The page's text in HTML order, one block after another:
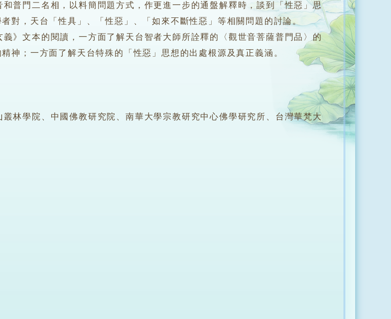
門二名相，以料簡問題方式，作更進一步的通盤解釋時，談到「性惡」思
對，天台「性具」、「性惡」、「如來不斷性惡」等相關問題的討論。
文本的閱讀，一方面了解天台智者大師所詮釋的〈觀世音菩薩普門品〉的
神；一方面了解天台特殊的「性惡」思想的出處根源及真正義涵。
學院、中國佛教研究院、南華大學宗教研究中心佛學研究所、台灣華梵大